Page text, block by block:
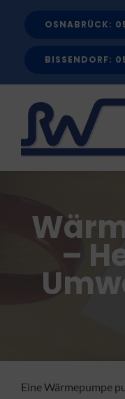
OSNABRÜCK:
BISSENDORF:
–
Eine Wärmepumpe